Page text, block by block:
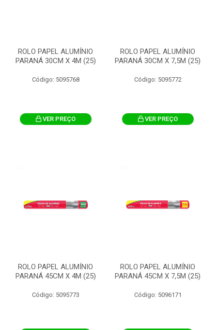
ROLO PAPEL ALUMÍNIO
PARANÁ 30CM X 4M (25)
Código: 5095768
VER PREÇO
ROLO PAPEL ALUMÍNIO
PARANÁ 30CM X 7,5M (25)
Código: 5095772
VER PREÇO
ROLO PAPEL ALUMÍNIO
PARANÁ 45CM X 4M (25)
Código: 5095773
ROLO PAPEL ALUMÍNIO
PARANÁ 45CM X 7,5M (25)
Código: 5096171